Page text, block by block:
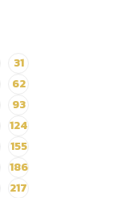
31
62
93
124
155
186
217